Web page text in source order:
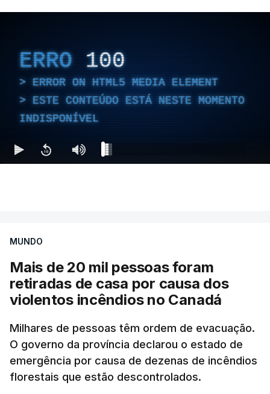
ERRO 100
ERROR ON HTML5 MEDIA ELEMENT
ESTE CONTEÚDO ESTÁ NESTE MOMENTO
INDISPONÍVEL
MUNDO
Mais de 20 mil pessoas foram
retiradas de casa por causa dos
violentos incêndios no Canadá
Milhares de pessoas têm ordem de evacuação.
O governo da província declarou o estado de
emergência por causa de dezenas de incêndios
florestais que estão descontrolados.